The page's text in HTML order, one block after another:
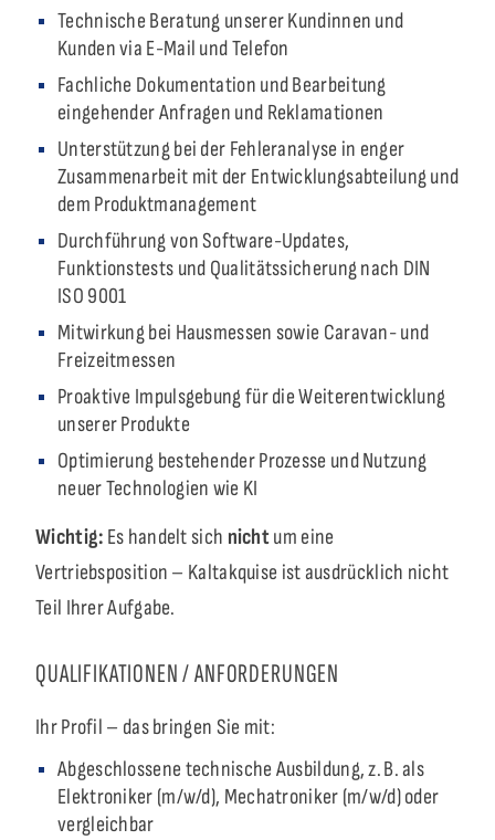
Technische Beratung unserer Kundinnen und
Kunden via E-Mail und Telefon
Fachliche Dokumentation und Bearbeitung
eingehender Anfragen und Reklamationen
Unterstützung bei der Fehleranalyse in enger
Zusammenarbeit mit der Entwicklungsabteilung und
dem Produktmanagement
Durchführung von Software-Updates,
Funktionstests und Qualitätssicherung nach DIN
ISO 9001
Mitwirkung bei Hausmessen sowie Caravan- und
Freizeitmessen
Proaktive Impulsgebung für die Weiterentwicklung
unserer Produkte
Optimierung bestehender Prozesse und Nutzung
neuer Technologien wie KI
Wichtig: Es handelt sich nichtum eine
Vertriebsposition – Kaltakquise ist ausdrücklich nicht
Teil Ihrer Aufgabe.
QUALIFIKATIONEN / ANFORDERUNGEN
Ihr Profil – das bringen Sie mit:
Abgeschlossene technische Ausbildung, z. B. als
Elektroniker (m/w/d), Mechatroniker (m/w/d) oder
vergleichbar